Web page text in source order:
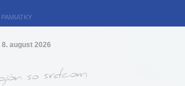
PAMIATKY
8. august 2026